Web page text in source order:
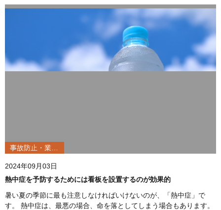
2024年09月03日
熱中症を予防するためには看板を設置するのが効果的
暑い夏の季節に最も注意しなければいけないのが、「熱中症」で
す。 熱中症は、最悪の場合、命を落としてしまう場合もあります。